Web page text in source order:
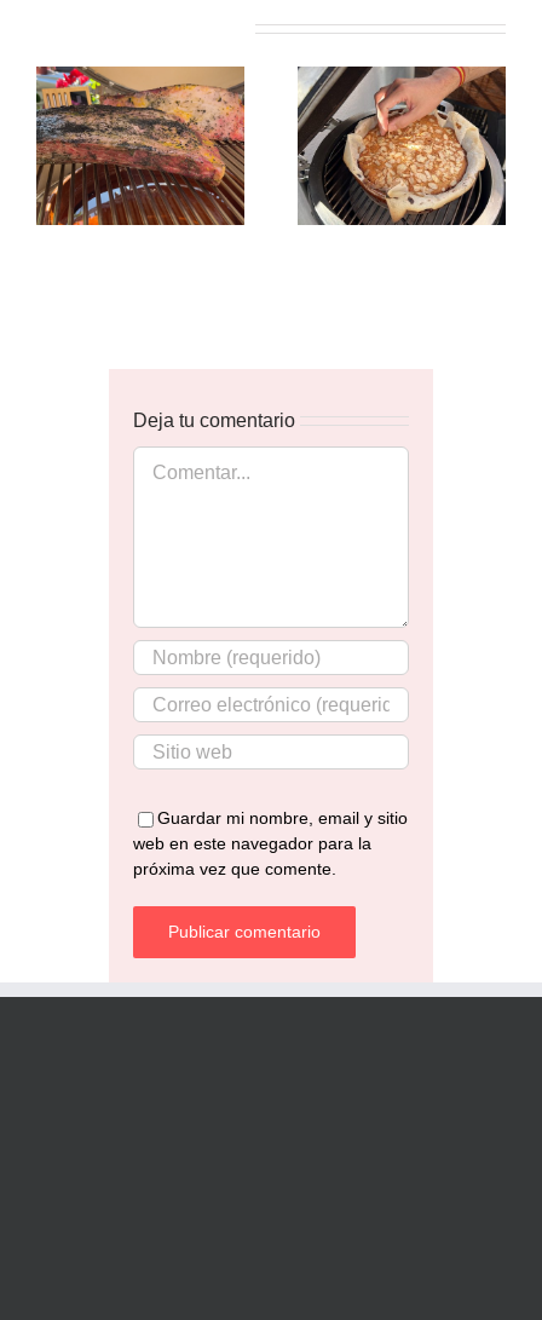
Deja tu comentario
Comentar
Guardar mi nombre, email y sitio
web en este navegador para la
próxima vez que comente.